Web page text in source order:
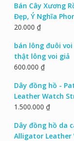
Bán Cây Xương
Đẹp, Ý Nghĩa
20.000 ₫
bán lông đuôi
thật lông voi giả
600.000 ₫
Dây đồng hồ -
Leather Watch
1.500.000 ₫
Dây đồng hồ da
Alligator Leather